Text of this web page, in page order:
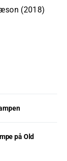
(2018)
på Old